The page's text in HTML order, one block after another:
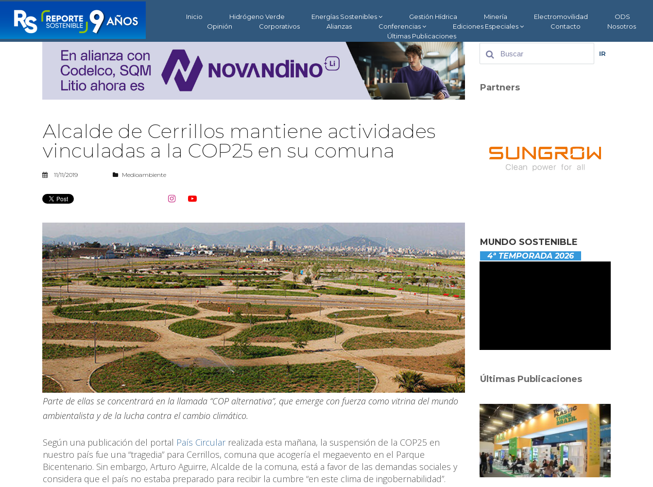
Inicio Hidrógeno Verde Energías Sostenibles Gestión Hídrica Minería Electromovilidad
ODS
Opinión
Corporativos Alianzas Conferencias Ediciones Especiales Contacto
Nosotros
Últimas Publicaciones
Alcalde de Cerrillos mantiene actividades
vinculadas a la COP25 en su comuna
11/11/2019 Medioambiente
 
Parte de ellas se concentrará en la llamada “COP alternativa”, que emerge con fuerza como vitrina del mundo
ambientalista y de la lucha contra el cambio climático.
Según una publicación del portal País Circularrealizada esta mañana, la suspensión de la COP25 en
nuestro país fue una “tragedia” para Cerrillos, comuna que acogería el megaevento en el Parque
Bicentenario. Sin embargo, Arturo Aguirre, Alcalde de la comuna, está a favor de las demandas sociales y
considera que el país no estaba preparado para recibir la cumbre “en este clima de ingobernabilidad”.
IR
Partners
MUNDO SOSTENIBLE
4ª TEMPORADA 2026
Últimas Publicaciones